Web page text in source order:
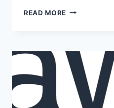
READ MORE
Η
ΕΓΓΡΑΦΉ
ΣΤΗΝ
ΥΠΗΡΕΣΊΑ
SMS